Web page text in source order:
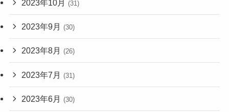
2023年10月 (31)
2023年9月 (30)
2023年8月 (26)
2023年7月 (31)
2023年6月 (30)